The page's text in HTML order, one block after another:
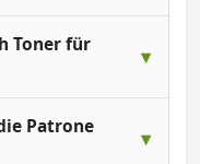
Toner für
Patrone